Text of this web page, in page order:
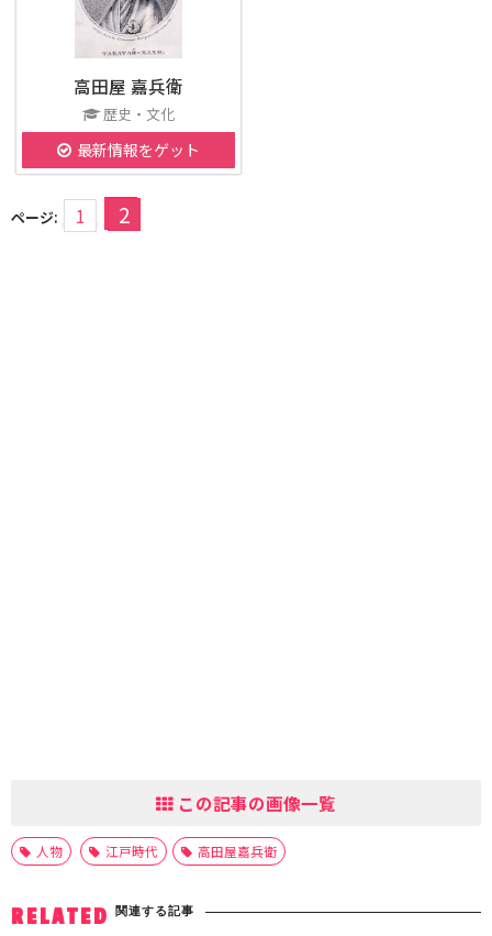
高田屋 嘉兵衛
歴史・文化
最新情報をゲット
ページ: 1 2
この記事の画像一覧
人物 江戸時代 高田屋嘉兵衛
RELATED 関連する記事